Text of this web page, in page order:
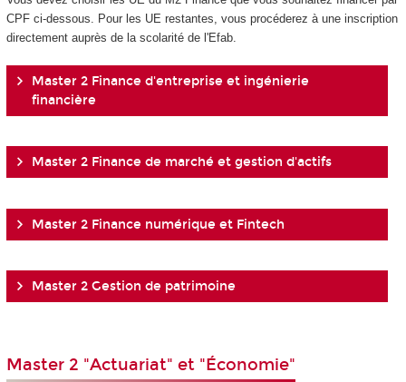
CPF ci-dessous. Pour les UE restantes, vous procéderez à une inscription
directement auprès de la scolarité de l'Efab.
Master 2 Finance d'entreprise et ingénierie
financière
Master 2 Finance de marché et gestion d'actifs
Master 2 Finance numérique et Fintech
Master 2 Gestion de patrimoine
Master 2 "Actuariat" et "Économie"